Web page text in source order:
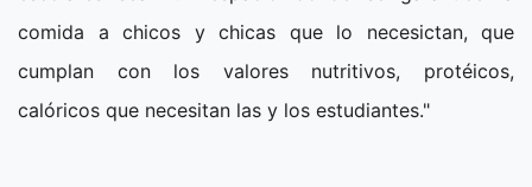
comida a chicos y chicas que lo necesictan, que
cumplan con los valores nutritivos, protéicos,
calóricos que necesitan las y los estudiantes."